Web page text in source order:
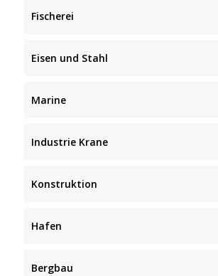
Fischerei
Eisen und Stahl
Marine
Industrie Krane
Konstruktion
Hafen
Bergbau